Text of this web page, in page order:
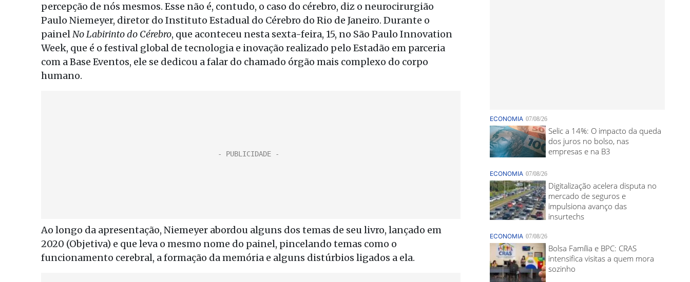
percepção de nós mesmos. Esse não é, contudo, o caso do cérebro, diz o neurocirurgião
Paulo Niemeyer, diretor do Instituto Estadual do Cérebro do Rio de Janeiro. Durante o
painelNo Labirinto do Cérebro, que aconteceu nesta sexta-feira, 15, no São Paulo Innovation
Week, que é o festival global de tecnologia e inovação realizado pelo Estadão em parceria
com a Base Eventos, ele se dedicou a falar do chamado órgão mais complexo do corpo
humano.
Ao longo da apresentação, Niemeyer abordou alguns dos temas de seu livro, lançado em
2020 (Objetiva) e que leva o mesmo nome do painel, pincelando temas como o
funcionamento cerebral, a formação da memória e alguns distúrbios ligados a ela.